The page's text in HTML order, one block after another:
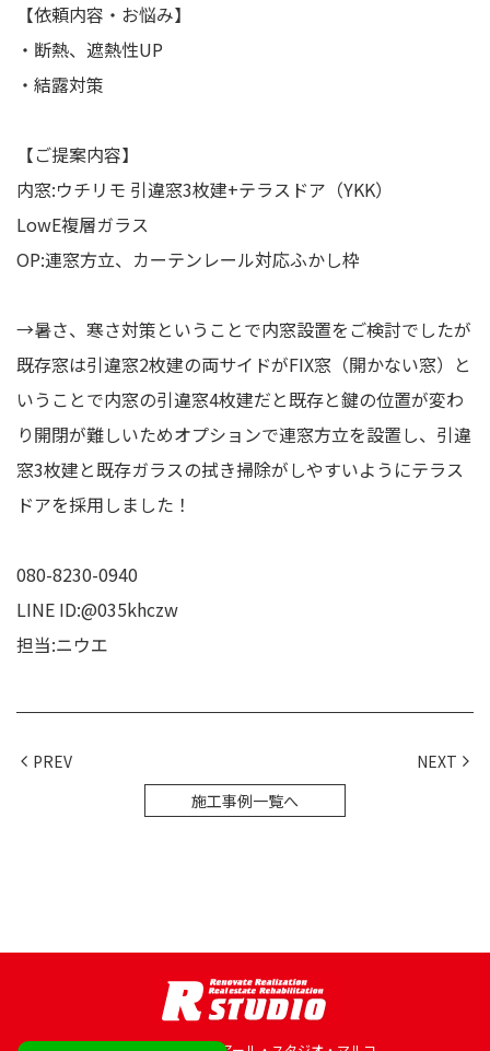
【依頼内容・お悩み】
・断熱、遮熱性UP
・結露対策
【ご提案内容】
内窓:ウチリモ 引違窓3枚建+テラスドア（YKK）
LowE複層ガラス
OP:連窓方立、カーテンレール対応ふかし枠
→暑さ、寒さ対策ということで内窓設置をご検討でしたが
既存窓は引違窓2枚建の両サイドがFIX窓（開かない窓）と
いうことで内窓の引違窓4枚建だと既存と鍵の位置が変わ
り開閉が難しいためオプションで連窓方立を設置し、引違
窓3枚建と既存ガラスの拭き掃除がしやすいようにテラス
ドアを採用しました！
080-8230-0940
LINE ID:@035khczw
担当:ニウエ
PREV
NEXT
施工事例一覧へ